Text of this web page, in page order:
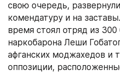
свою очередь,
комендатуру и на
время стоял отряд из
наркобарона Леши
афганских моджахедов и
оппозиции,